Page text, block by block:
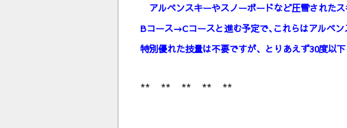
アルペンスキーやスノーボードなど圧雪された
Bコース→Cコースと進む予定で､これらはアルペ
特別優れた技量は不要ですが、とりあえず30度以
** ** ** ** **